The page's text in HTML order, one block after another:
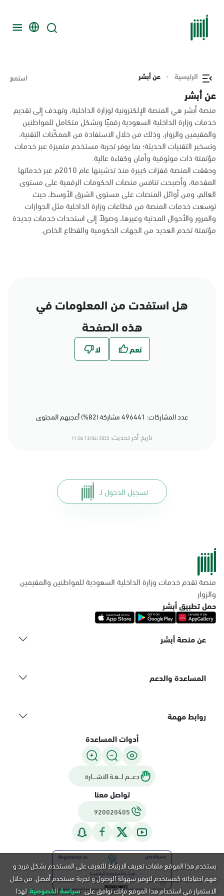
الرئيسية عن أبشر استمع
عن أبشر
منصة أبشر هي المنصة الإلكترونية لوزارة الداخلية، وتهدف إلى تقديم
خدمات وزارة الداخلية السعودية رقميًا وبشكل متكامل للمواطنين
والمقيمين والزوار، وذلك من خلال الاستفادة من الممكّنات التقنية،
وتسخير التقنيات الحديثة؛ بما يوفر تجربة مستخدم متميزة عبر خدمات
مؤتمتة ذات موثوقية وأمان وكفاءة عالية.
وحققت المنصة قفزات كبيرة منذ تدشينها عام 2010م عبر خدماتها
المقدمة، وأصبحت تنافس منصات الحكومات الرقمية على مستوى
العالم، ومن أوائل المنصات على مستوى الشرق الأوسط، حيث
توسعت خدمات المنصة من قطاعات وزارة الداخلية مثل الجوازات
والمرور والأحوال المدنية وغيرها، وصولاً إلى استحداث خدمات جديدة
مؤتمتة تخدم العديد من الجهات الحكومية والقطاع الخاص.
هل استفدت من المعلومات في
هذه الصفحة
عدد المشاركات: 496441 مشاركة (82%) أعجبهم المحتوى
تاريخ أخر تحديث: 13/04/2023 11:04
تسجيل الدخول لـ
منصة تقدم خدمات وزارة الداخلية السعودية للمواطنين والمقيمين
والزوار
حمل تطبيق أبشر
عن منصة أبشر
المساعدة والدعم
روابط مهمة
أدوات المساعدة
دعـــم لـــغـة الاشــــارة
تواصل معنا
920020405
يستخدم هذا الموقع ملفات تعريف الارتباط للتعرف على المستخدم بشكل فريد و
فهم احتياجاته كمستخدم لتوفير سهولة الوصول و تجربة مستخدم أفضل. من خلال
الاستمرار في استخدام هذا الموقع فإنك توافق على سياسة الخصوصية لهذا